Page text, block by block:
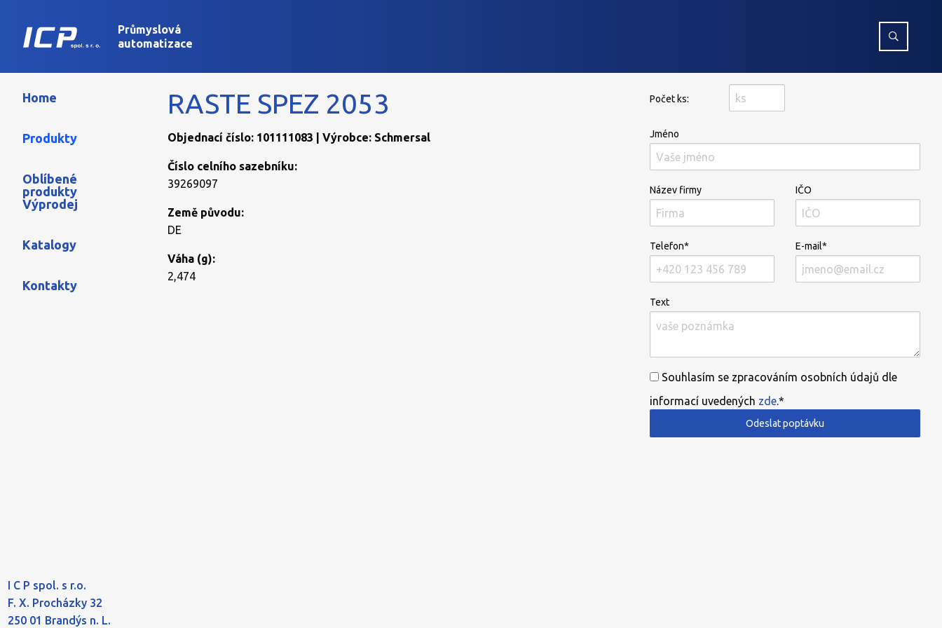
Průmyslová
automatizace
Home
Produkty
Oblíbené
produkty
Výprodej
Katalogy
Kontakty
I C P spol. s r.o.
F. X. Procházky 32
250 01 Brandýs n. L.
RASTE SPEZ 2053
Objednací číslo: 101111083 | Výrobce: Schmersal
Číslo celního sazebníku:
39269097
Země původu:
DE
Váha (g):
2,474
Počet ks:
Jméno
Název firmy IČO
Telefon* E-mail*
Text
Souhlasím se zpracováním osobních údajů dle
informací uvedených zde.*